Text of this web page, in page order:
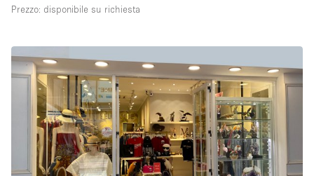
Centro commerciale
Di sopra
Altro
Prezzo: disponibile su richiesta